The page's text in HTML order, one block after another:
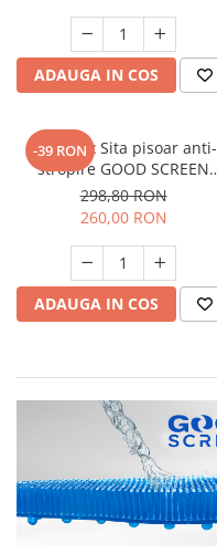
ADAUGA IN COS
-39 RON
SET: 12 x Sita pisoar anti-
stropire GOOD SCREEN
PROScent 60+, Green Apple
298,80 RON
260,00 RON
ADAUGA IN COS